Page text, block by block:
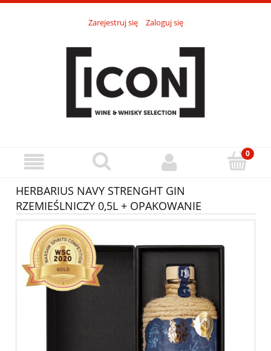
Zarejestruj się Zaloguj się
HERBARIUS NAVY STRENGHT GIN
RZEMIEŚLNICZY 0,5L + OPAKOWANIE